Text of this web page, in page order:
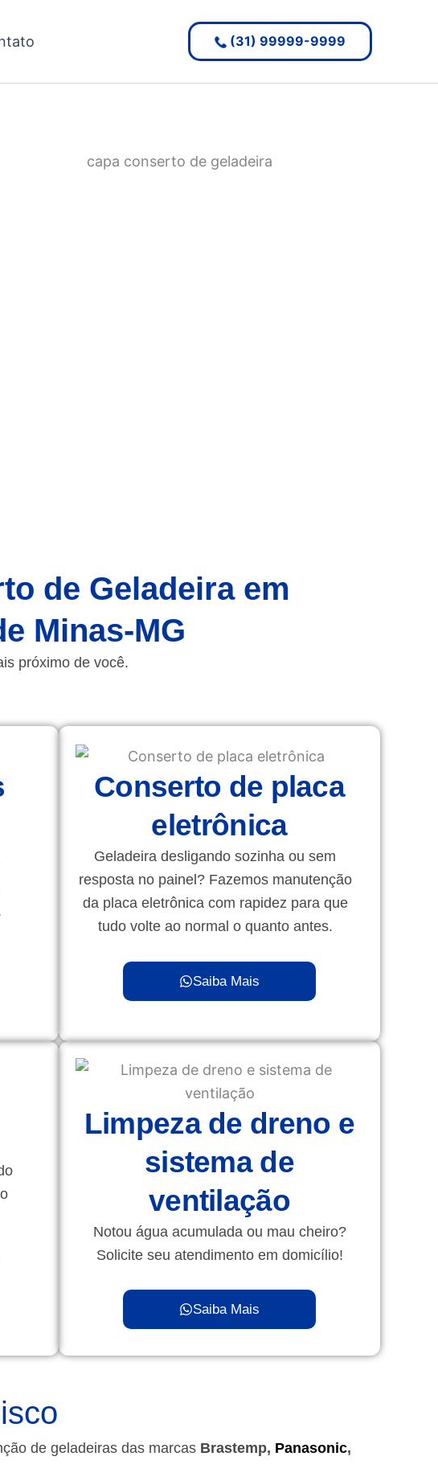
(31) 99999-9999
de Geladeira em
Minas-MG
próximo de você.
Conserto de placa
eletrônica
Geladeira desligando sozinha ou sem
resposta no painel? Fazemos manutenção
da placa eletrônica com rapidez para que
tudo volte ao normal o quanto antes.
Saiba Mais
Limpeza de dreno e
sistema de
ventilação
Notou água acumulada ou mau cheiro?
Solicite seu atendimento em domicílio!
Saiba Mais
de geladeiras das marcas Brastemp, Panasonic,